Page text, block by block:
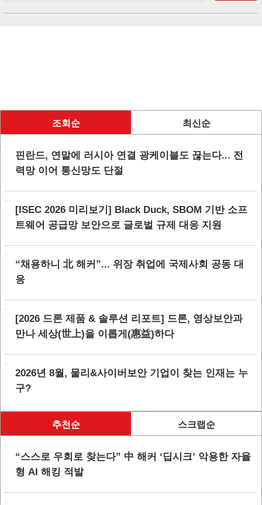
조회순 최신순
핀란드, 연말에 러시아 연결 광케이블도 끊는다... 전
력망 이어 통신망도 단절
[ISEC 2026 미리보기] Black Duck, SBOM 기반 소프
트웨어 공급망 보안으로 글로벌 규제 대응 지원
“채용하니 北 해커”... 위장 취업에 국제사회 공동 대
응
[2026 드론 제품 & 솔루션 리포트] 드론, 영상보안과
만나 세상(世上)을 이롭게(惠益)하다
2026년 8월, 물리&사이버보안 기업이 찾는 인재는 누
구?
추천순 스크랩순
“스스로 우회로 찾는다” 中 해커 ‘딥시크’ 악용한 자율
형 AI 해킹 적발